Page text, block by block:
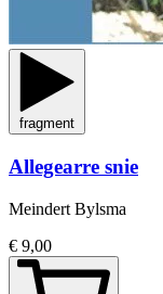
fragment
Allegearre snie
Meindert Bylsma
€ 9,00